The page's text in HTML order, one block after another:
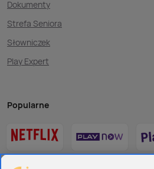
Dokumenty
Strefa Seniora
Słowniczek
Play Expert
Popularne